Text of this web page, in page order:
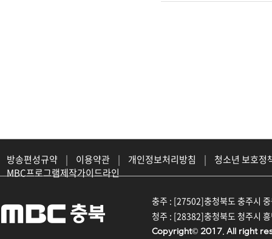
방송편성규약 | 이용약관 | 개인정보처리방침 |
청소년 보호정
MBC프로그램제작가이드라인
충주 : [27502]충청북도 충주시
청주 : [28382]충청북도 청주시
Copyright© 2017. All right